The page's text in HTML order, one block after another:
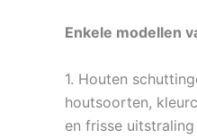
Enkele modellen
1. Houten
houtsoorten,
en frisse